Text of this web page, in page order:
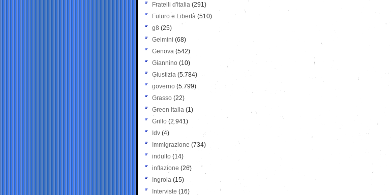
Fratelli d'Italia (291)
Futuro e Libertà (510)
g8 (25)
Gelmini (68)
Genova (542)
Giannino (10)
Giustizia (5.784)
governo (5.799)
Grasso (22)
Green Italia (1)
Grillo (2.941)
Idv (4)
Immigrazione (734)
indulto (14)
inflazione (26)
Ingroia (15)
Interviste (16)